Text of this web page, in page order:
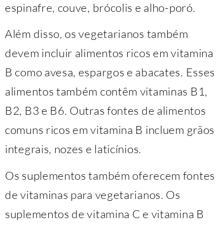
espinafre, couve, brócolis e alho-poró.
Além disso, os vegetarianos também
devem incluir alimentos ricos em vitamina
B como avesa, espargos e abacates. Esses
alimentos também contêm vitaminas B1,
B2, B3 e B6. Outras fontes de alimentos
comuns ricos em vitamina B incluem grãos
integrais, nozes e laticínios.
Os suplementos também oferecem fontes
de vitaminas para vegetarianos. Os
suplementos de vitamina C e vitamina B